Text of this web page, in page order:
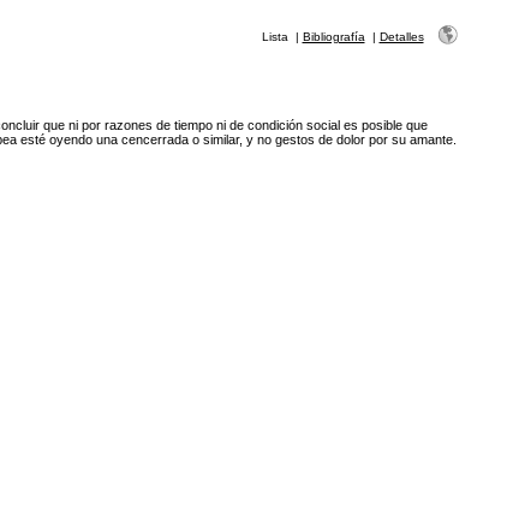
Lista | Bibliografía | Detalles
que ni por razones de tiempo ni de condición social es posible que
esté oyendo una cencerrada o similar, y no gestos de dolor por su amante.